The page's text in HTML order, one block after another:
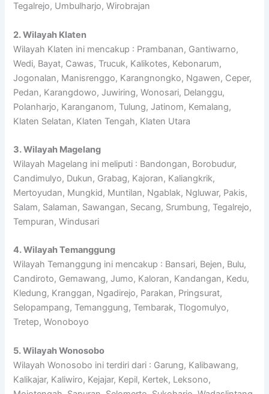
Tegalrejo, Umbulharjo, Wirobrajan
2. Wilayah Klaten
Wilayah Klaten ini mencakup : Prambanan, Gantiwarno,
Wedi, Bayat, Cawas, Trucuk, Kalikotes, Kebonarum,
Jogonalan, Manisrenggo, Karangnongko, Ngawen, Ceper,
Pedan, Karangdowo, Juwiring, Wonosari, Delanggu,
Polanharjo, Karanganom, Tulung, Jatinom, Kemalang,
Klaten Selatan, Klaten Tengah, Klaten Utara
3. Wilayah Magelang
Wilayah Magelang ini meliputi : Bandongan, Borobudur,
Candimulyo, Dukun, Grabag, Kajoran, Kaliangkrik,
Mertoyudan, Mungkid, Muntilan, Ngablak, Ngluwar, Pakis,
Salam, Salaman, Sawangan, Secang, Srumbung, Tegalrejo,
Tempuran, Windusari
4. Wilayah Temanggung
Wilayah Temanggung ini mencakup : Bansari, Bejen, Bulu,
Candiroto, Gemawang, Jumo, Kaloran, Kandangan, Kedu,
Kledung, Kranggan, Ngadirejo, Parakan, Pringsurat,
Selopampang, Temanggung, Tembarak, Tlogomulyo,
Tretep, Wonoboyo
5. Wilayah Wonosobo
Wilayah Wonosobo ini terdiri dari : Garung, Kalibawang,
Kalikajar, Kaliwiro, Kejajar, Kepil, Kertek, Leksono,